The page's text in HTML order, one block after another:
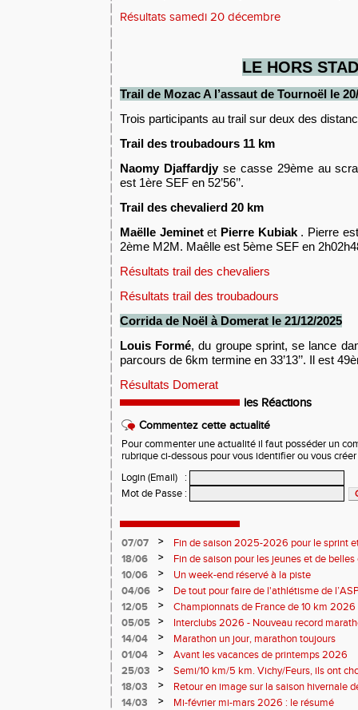
Résultats samedi 20 décembre
LE HORS
Trail de MozacA l’assaut de Tournoël le 20
Trois participants au trail sur deux des
Trail des troubadours 11 km
Naomy Djaffardjyse casse 29ème au
est 1ère SEF en 52’56’’.
Trail des chevalierd 20 km
Maëlle Jeminetet Pierre Kubiak. Pierre est
2ème M2M. Maêlle est 5ème SEF en
Résultats trail des chevaliers
Résultats trail des troubadours
Corrida de Noël à Domerat le 21/12/2025
Louis Formé, du groupe sprint, se lance
parcours de 6km termine en 33’13’’. Il est
Résultats Domerat
les Réactions
Commentez cette actualité
Pour commenter une actualité il faut posséder un
rubrique ci-dessous pour vous identifier ou vous
Login (Email)
:
Mot de Passe :
07/07 >
Fin de saison 2025-2026 pour le sprint
18/06
>
Fin de saison pour les jeunes et de
10/06
>
Un week-end réservé à la piste
04/06
>
De tout pour faire de l'athlétisme de
monde souriant
12/05 >
Championnats de France de 10 km
Soirées piste
05/05 >
Interclubs 2026 - Nouveau record
résultats
14/04 >
Marathon un jour, marathon toujours
01/04
>
Avant les vacances de printemps 2026
25/03
>
Semi/10 km/5 km. Vichy/Feurs, ils ont
18/03
>
Retour en image sur la saison hivernale
14/03
>
Mi-février mi-mars 2026 : le résumé